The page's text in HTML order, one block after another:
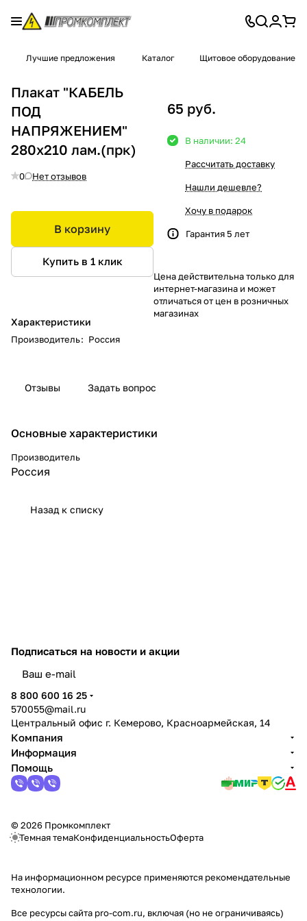
Лучшие предложения Каталог Щитовое оборудование
Плакат "КАБЕЛЬ
ПОД
НАПРЯЖЕНИЕМ"
280х210 лам.(прк)
0 Нет отзывов
В корзину
Купить в 1 клик
Характеристики
Производитель: Россия
65 руб.
В наличии: 24
Рассчитать доставку
Нашли дешевле?
Хочу в подарок
Гарантия 5 лет
Цена действительна только для
интернет-магазина и может
отличаться от цен в розничных
магазинах
Отзывы Задать вопрос
Основные характеристики
Производитель
Россия
Назад к списку
Подписаться на новости и акции
8 800 600 16 25
570055@mail.ru
Центральный офис г. Кемерово, Красноармейская, 14
Компания
Информация
Помощь
© 2026 Промкомплект
Темная темаКонфиденциальностьОферта
На информационном ресурсе применяются рекомендательные
технологии.
Все ресурсы сайта pro-com.ru, включая (но не ограничиваясь)